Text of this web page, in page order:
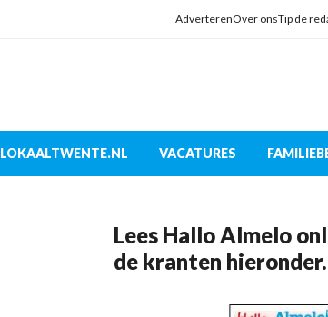
AdverterenOver onsTip de
LOKAALTWENTE.NL VACATURES
Lees Hallo Almelo
de kranten hieronder.